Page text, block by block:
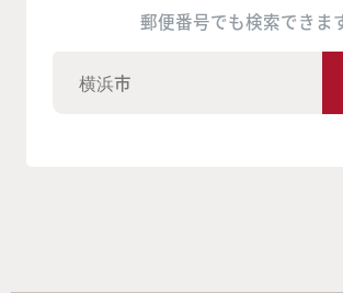
郵便番号でも検索できま